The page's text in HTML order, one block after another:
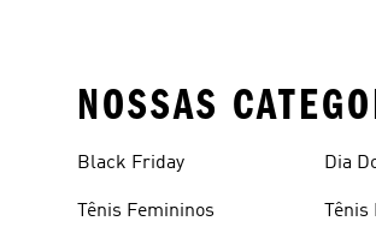
NOSSAS
Black Friday
Tênis Femininos
Dia
Tênis